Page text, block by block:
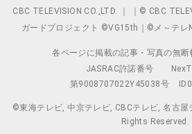
CBC TELEVISION CO.,LTD. ｜ ｜© CBC
ガードプロジェクト ©VG15th｜©メ～テレ
各ページに掲載の記事・写真の無断
JASRAC許諾番号
第9008707022Y45038号
©東海テレビ, 中京テレビ, CBCテレビ, 名古屋
Rights Reserved.